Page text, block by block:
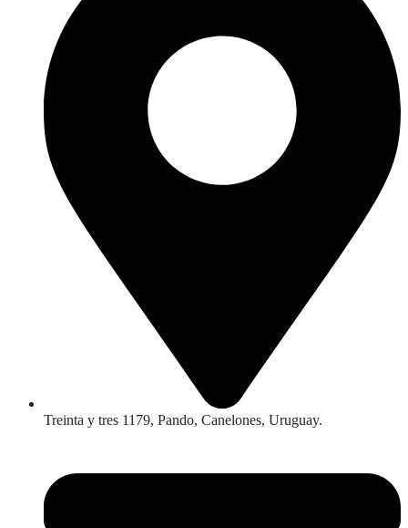
Treinta y tres 1179, Pando, Canelones, Uruguay.